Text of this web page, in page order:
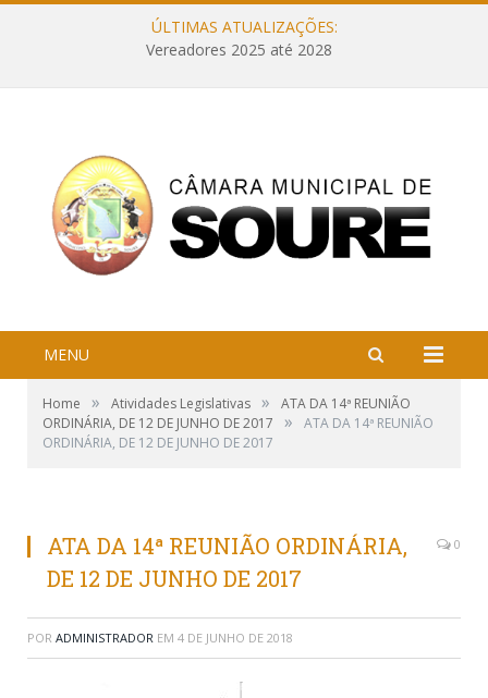
ÚLTIMAS ATUALIZAÇÕES:
Vereadores 2025 até 2028
MENU
Home » Atividades Legislativas »
ATA DA 14ª REUNIÃO
ORDINÁRIA, DE 12 DE JUNHO DE 2017
»
ATA DA 14ª REUNIÃO
ORDINÁRIA, DE 12 DE JUNHO DE 2017
ATA DA 14ª REUNIÃO ORDINÁRIA,
DE 12 DE JUNHO DE 2017
0
POR ADMINISTRADOR EM 4 DE JUNHO DE 2018